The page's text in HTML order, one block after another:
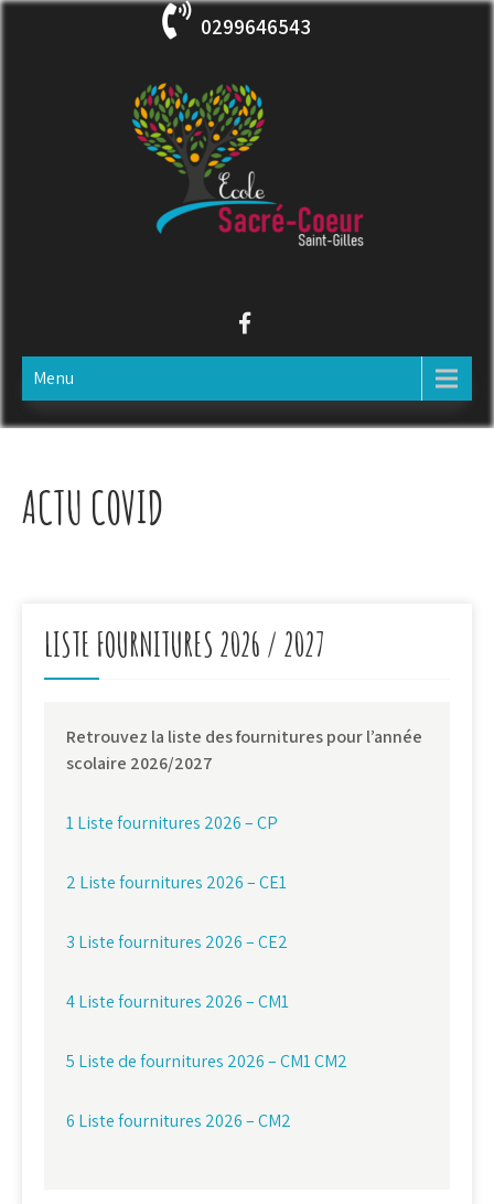
Skip
0299646543
ECOLE SACRE COEUR
Menu
ACTU COVID
LISTE FOURNITURES 2026 / 2027
Retrouvez la liste des fournitures pour l’année
scolaire 2026/2027
1 Liste fournitures 2026 – CP
2 Liste fournitures 2026 – CE1
3 Liste fournitures 2026 – CE2
4 Liste fournitures 2026 – CM1
5 Liste de fournitures 2026 – CM1 CM2
6 Liste fournitures 2026 – CM2